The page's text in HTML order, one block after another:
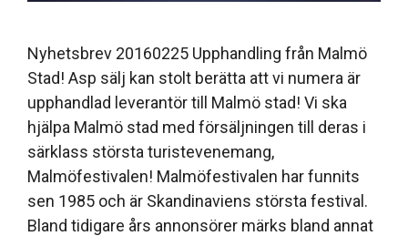
Nyhetsbrev 20160225 Upphandling från Malmö
Stad! Asp sälj kan stolt berätta att vi numera är
upphandlad leverantör till Malmö stad! Vi ska
hjälpa Malmö stad med försäljningen till deras i
särklass största turistevenemang,
Malmöfestivalen! Malmöfestivalen har funnits
sen 1985 och är Skandinaviens största festival.
Bland tidigare års annonsörer märks bland annat